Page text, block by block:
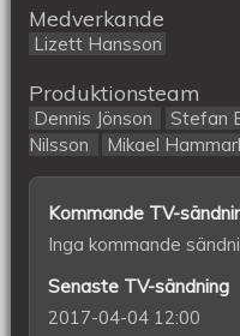
Medverkande
Lizett Hansson
Produktionsteam
Dennis Jönson Stefan
Nilsson
Mikael
Kommande TV-
Inga kommande
Senaste TV-sändning
2017-04-04 12:00